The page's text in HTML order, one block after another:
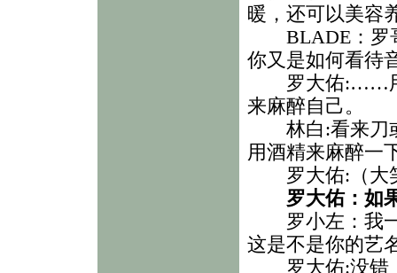
暖，还可以美容
BLADE：罗哥
你又是如何看待
罗大佑:……用
来麻醉自己。
林白:看来刀或
用酒精来麻醉一
罗大佑:（大
罗大佑：如
罗小左：我一
这是不是你的艺
罗大佑:没错，